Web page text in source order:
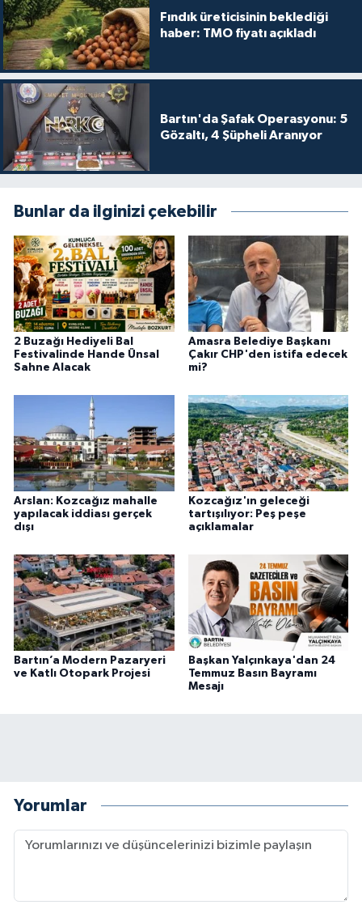
Fındık üreticisinin beklediği
haber: TMO fiyatı açıkladı
Bartın'da Şafak Operasyonu: 5
Gözaltı, 4 Şüpheli Aranıyor
Bunlar da ilginizi çekebilir
2 Buzağı Hediyeli Bal
Festivalinde Hande Ünsal
Sahne Alacak
Amasra Belediye Başkanı
Çakır CHP'den istifa edecek
mi?
Arslan: Kozcağız mahalle
yapılacak iddiası gerçek
dışı
Kozcağız'ın geleceği
tartışılıyor: Peş peşe
açıklamalar
Bartın’a Modern Pazaryeri
ve Katlı Otopark Projesi
Başkan Yalçınkaya'dan 24
Temmuz Basın Bayramı
Mesajı
Yorumlar